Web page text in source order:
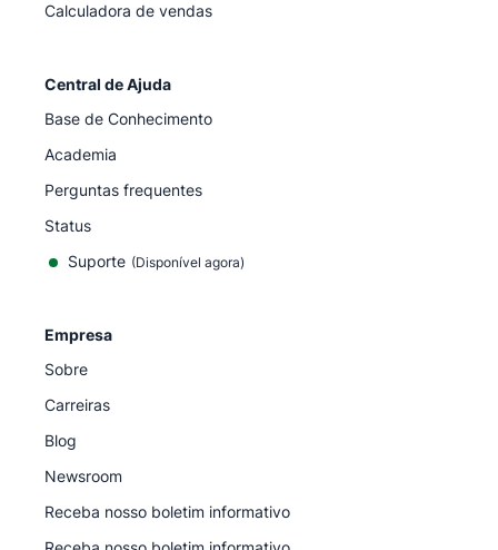
Calculadora de vendas
Central de Ajuda
Base de Conhecimento
Academia
Perguntas frequentes
Status
Suporte (Disponível agora)
Empresa
Sobre
Carreiras
Blog
Newsroom
Receba nosso boletim informativo